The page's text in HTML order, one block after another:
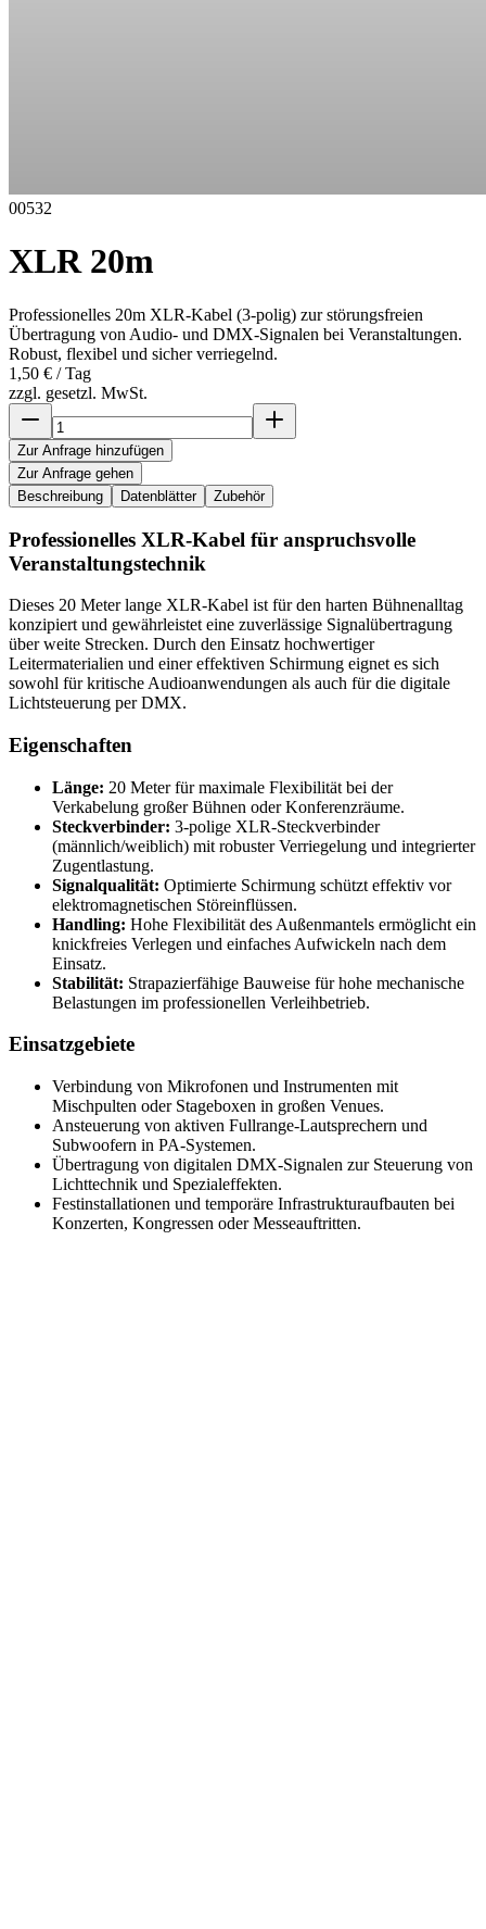
00532
XLR 20m
Professionelles 20m XLR-Kabel (3-polig) zur störungsfreien
Übertragung von Audio- und DMX-Signalen bei Veranstaltungen.
Robust, flexibel und sicher verriegelnd.
1,50 € / Tag
zzgl. gesetzl. MwSt.
Zur Anfrage hinzufügen
Zur Anfrage gehen
Beschreibung
Datenblätter Zubehör
Professionelles XLR-Kabel für anspruchsvolle
Veranstaltungstechnik
Dieses 20 Meter lange XLR-Kabel ist für den harten Bühnenalltag
konzipiert und gewährleistet eine zuverlässige Signalübertragung
über weite Strecken. Durch den Einsatz hochwertiger
Leitermaterialien und einer effektiven Schirmung eignet es sich
sowohl für kritische Audioanwendungen als auch für die digitale
Lichtsteuerung per DMX.
Eigenschaften
Länge: 20 Meter für maximale Flexibilität bei der
Verkabelung großer Bühnen oder Konferenzräume.
Steckverbinder: 3-polige XLR-Steckverbinder
(männlich/weiblich) mit robuster Verriegelung und integrierter
Zugentlastung.
Signalqualität: Optimierte Schirmung schützt effektiv vor
elektromagnetischen Störeinflüssen.
Handling: Hohe Flexibilität des Außenmantels ermöglicht ein
knickfreies Verlegen und einfaches Aufwickeln nach dem
Einsatz.
Stabilität: Strapazierfähige Bauweise für hohe mechanische
Belastungen im professionellen Verleihbetrieb.
Einsatzgebiete
Verbindung von Mikrofonen und Instrumenten mit
Mischpulten oder Stageboxen in großen Venues.
Ansteuerung von aktiven Fullrange-Lautsprechern und
Subwoofern in PA-Systemen.
Übertragung von digitalen DMX-Signalen zur Steuerung von
Lichttechnik und Spezialeffekten.
Festinstallationen und temporäre Infrastrukturaufbauten bei
Konzerten, Kongressen oder Messeauftritten.